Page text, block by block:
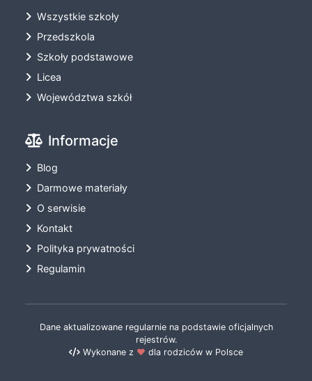
Wszystkie szkoły
Przedszkola
Szkoły podstawowe
Licea
Województwa szkół
Informacje
Blog
Darmowe materiały
O serwisie
Kontakt
Polityka prywatności
Regulamin
Dane aktualizowane regularnie na podstawie oficjalnych
rejestrów.
Wykonane z ❤️ dla rodziców w Polsce